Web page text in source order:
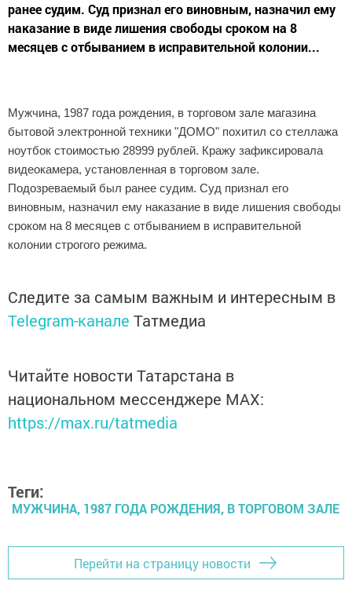
ранее судим. Суд признал его виновным, назначил ему
наказание в виде лишения свободы сроком на 8
месяцев с отбыванием в исправительной колонии...
Мужчина, 1987 года рождения, в торговом зале магазина
бытовой электронной техники "ДОМО" похитил со стеллажа
ноутбок стоимостью 28999 рублей. Кражу зафиксировала
видеокамера, установленная в торговом зале.
Подозреваемый был ранее судим. Суд признал его
виновным, назначил ему наказание в виде лишения свободы
сроком на 8 месяцев с отбыванием в исправительной
колонии строгого режима.
Следите за самым важным и интересным в
Telegram-канале Татмедиа
Читайте новости Татарстана в
национальном мессенджере MАХ:
https://max.ru/tatmedia
Теги:
МУЖЧИНА, 1987 ГОДА РОЖДЕНИЯ, В ТОРГОВОМ ЗАЛЕ
Перейти на страницу новости